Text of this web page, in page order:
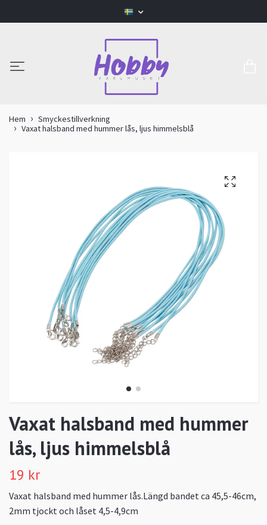
Hem
Smyckestillverkning
Vaxat halsband med hummer lås, ljus himmelsblå
Vaxat halsband med hummer
lås, ljus himmelsblå
19 kr
Vaxat halsband med hummer lås.Längd bandet ca 45,5-46cm,
2mm tjockt och låset 4,5-4,9cm